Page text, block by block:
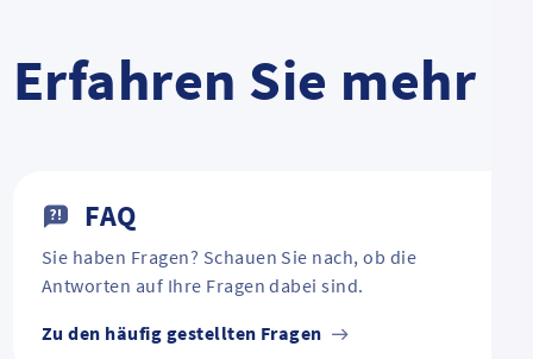
Erfahren Sie mehr
FAQ
Sie haben Fragen? Schauen Sie nach, ob die
Antworten auf Ihre Fragen dabei sind.
Zu den häufig gestellten Fragen